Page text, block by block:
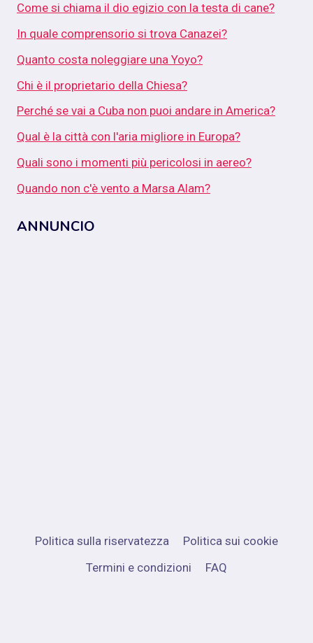
Come si chiama il dio egizio con la testa di cane?
In quale comprensorio si trova Canazei?
Quanto costa noleggiare una Yoyo?
Chi è il proprietario della Chiesa?
Perché se vai a Cuba non puoi andare in America?
Qual è la città con l'aria migliore in Europa?
Quali sono i momenti più pericolosi in aereo?
Quando non c'è vento a Marsa Alam?
ANNUNCIO
Politica sulla riservatezza
Politica sui cookie
Termini e condizioni
FAQ